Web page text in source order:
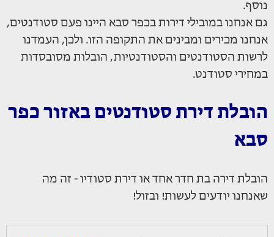
נוסף.
גם אנחנו במובילי דירות בכפר סבא היינו פעם סטודנטים,
אנחנו מכירים ומבינים את התקופה הזו. ולכן, העמדנו
לרשות הסטודנטים והסטודנטיות, הובלות מסובסדות
במחירי סטודנט.
הובלת דירת סטודנטים באזור כפר
סבא
הובלת דירה בת חדר אחד או דירת סטודיו - זה מה
שאנחנו יודעים לעשות! ובזול!